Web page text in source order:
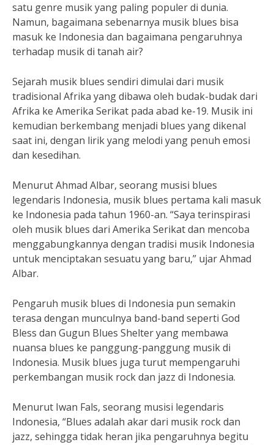
satu genre musik yang paling populer di dunia.
Namun, bagaimana sebenarnya musik blues bisa
masuk ke Indonesia dan bagaimana pengaruhnya
terhadap musik di tanah air?
Sejarah musik blues sendiri dimulai dari musik
tradisional Afrika yang dibawa oleh budak-budak dari
Afrika ke Amerika Serikat pada abad ke-19. Musik ini
kemudian berkembang menjadi blues yang dikenal
saat ini, dengan lirik yang melodi yang penuh emosi
dan kesedihan.
Menurut Ahmad Albar, seorang musisi blues
legendaris Indonesia, musik blues pertama kali masuk
ke Indonesia pada tahun 1960-an. “Saya terinspirasi
oleh musik blues dari Amerika Serikat dan mencoba
menggabungkannya dengan tradisi musik Indonesia
untuk menciptakan sesuatu yang baru,” ujar Ahmad
Albar.
Pengaruh musik blues di Indonesia pun semakin
terasa dengan munculnya band-band seperti God
Bless dan Gugun Blues Shelter yang membawa
nuansa blues ke panggung-panggung musik di
Indonesia. Musik blues juga turut mempengaruhi
perkembangan musik rock dan jazz di Indonesia.
Menurut Iwan Fals, seorang musisi legendaris
Indonesia, “Blues adalah akar dari musik rock dan
jazz, sehingga tidak heran jika pengaruhnya begitu